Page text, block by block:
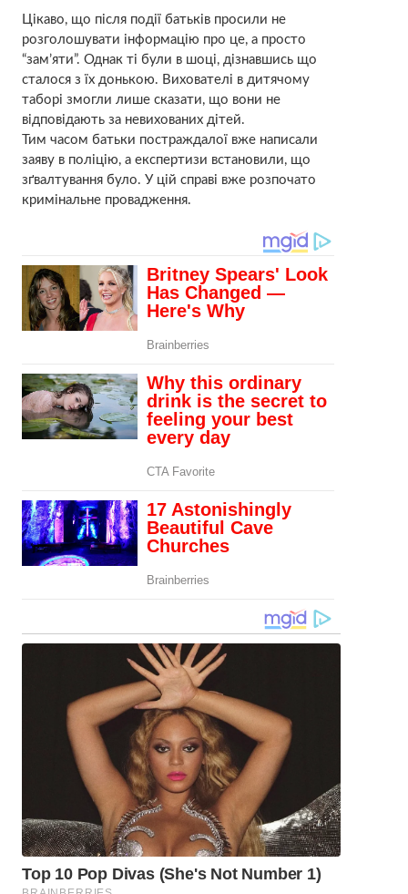
Цікаво, що після події батьків просили не
розголошувати інформацію про це, а просто
“зам’яти”. Однак ті були в шоці, дізнавшись що
сталося з їх донькою. Вихователі в дитячому
таборі змогли лише сказати, що вони не
відповідають за невихованих дітей.
Тим часом батьки постраждалої вже написали
заяву в поліцію, а експертизи встановили, що
зґвалтування було. У цій справі вже розпочато
кримінальне провадження.